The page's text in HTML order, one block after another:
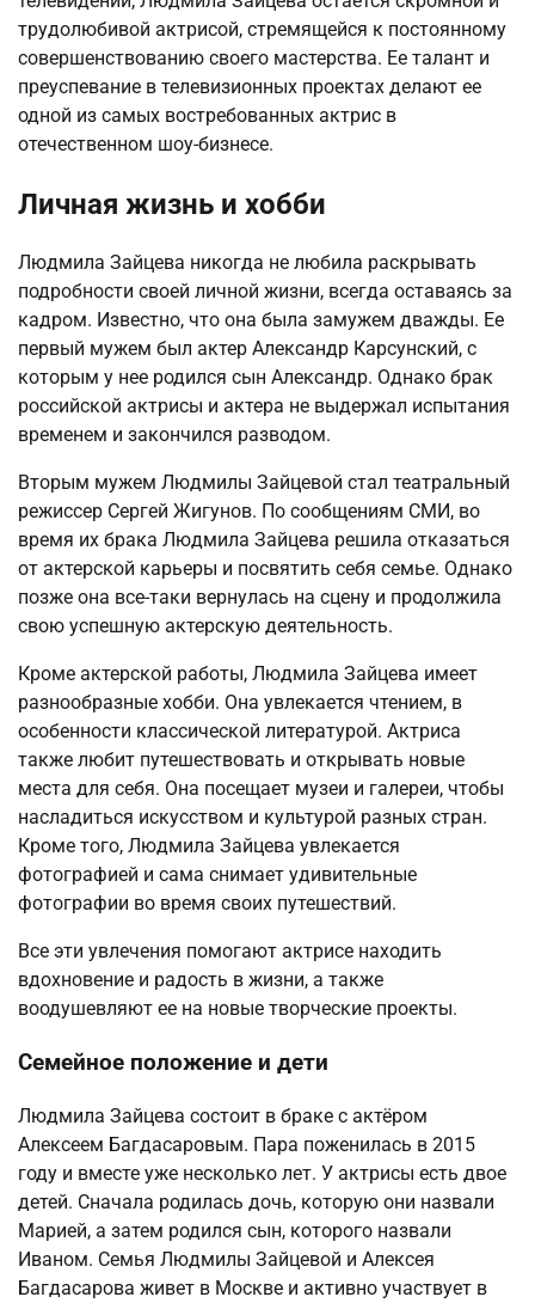
трудолюбивой актрисой, стремящейся к постоянному
совершенствованию своего мастерства. Ее талант и
преуспевание в телевизионных проектах делают ее
одной из самых востребованных актрис в
отечественном шоу-бизнесе.
Личная жизнь и хобби
Людмила Зайцева никогда не любила раскрывать
подробности своей личной жизни, всегда оставаясь за
кадром. Известно, что она была замужем дважды. Ее
первый мужем был актер Александр Карсунский, с
которым у нее родился сын Александр. Однако брак
российской актрисы и актера не выдержал испытания
временем и закончился разводом.
Вторым мужем Людмилы Зайцевой стал театральный
режиссер Сергей Жигунов. По сообщениям СМИ, во
время их брака Людмила Зайцева решила отказаться
от актерской карьеры и посвятить себя семье. Однако
позже она все-таки вернулась на сцену и продолжила
свою успешную актерскую деятельность.
Кроме актерской работы, Людмила Зайцева имеет
разнообразные хобби. Она увлекается чтением, в
особенности классической литературой. Актриса
также любит путешествовать и открывать новые
места для себя. Она посещает музеи и галереи, чтобы
насладиться искусством и культурой разных стран.
Кроме того, Людмила Зайцева увлекается
фотографией и сама снимает удивительные
фотографии во время своих путешествий.
Все эти увлечения помогают актрисе находить
вдохновение и радость в жизни, а также
воодушевляют ее на новые творческие проекты.
Семейное положение и дети
Людмила Зайцева состоит в браке с актёром
Алексеем Багдасаровым. Пара поженилась в 2015
году и вместе уже несколько лет. У актрисы есть двое
детей. Сначала родилась дочь, которую они назвали
Марией, а затем родился сын, которого назвали
Иваном. Семья Людмилы Зайцевой и Алексея
Багдасарова живет в Москве и активно участвует в